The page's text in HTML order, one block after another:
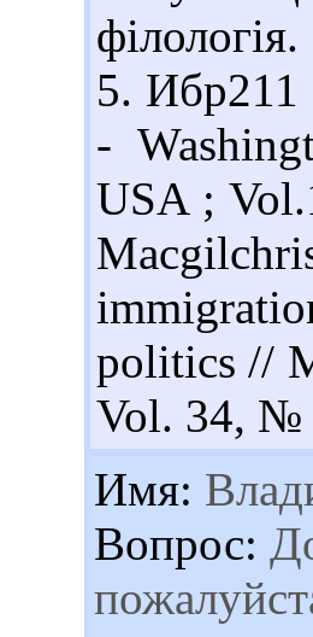
5. Ибр211
-
USA ;
politics //
Vol. 34, №
Имя:
Вопрос: